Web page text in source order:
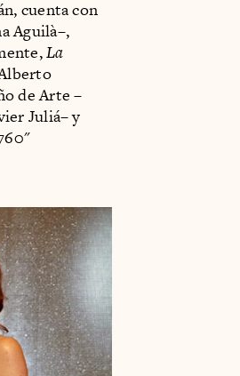
cuenta con
Aguilà–,
La
de Arte –
Juliá– y